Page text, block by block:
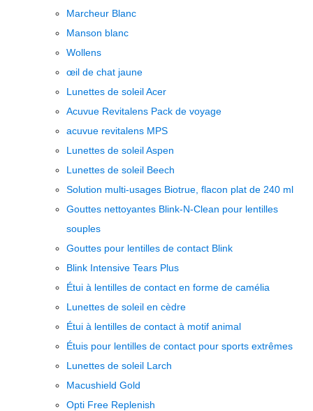
Marcheur Blanc
Manson blanc
Wollens
œil de chat jaune
Lunettes de soleil Acer
Acuvue Revitalens Pack de voyage
acuvue revitalens MPS
Lunettes de soleil Aspen
Lunettes de soleil Beech
Solution multi-usages Biotrue, flacon plat de 240 ml
Gouttes nettoyantes Blink-N-Clean pour lentilles
souples
Gouttes pour lentilles de contact Blink
Blink Intensive Tears Plus
Étui à lentilles de contact en forme de camélia
Lunettes de soleil en cèdre
Étui à lentilles de contact à motif animal
Étuis pour lentilles de contact pour sports extrêmes
Lunettes de soleil Larch
Macushield Gold
Opti Free Replenish